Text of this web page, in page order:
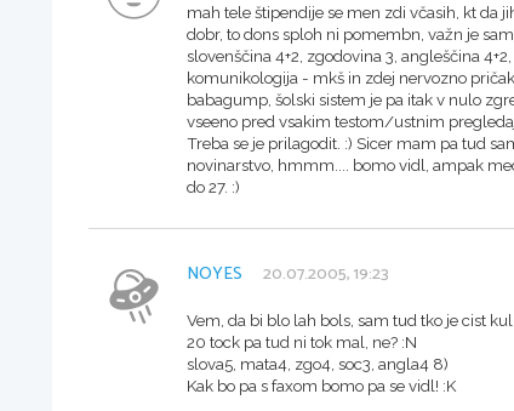
mah tele štipendije se men zdi včasih, kt da
dobr, to dons sploh ni pomembn, važn je
slovenščina 4+2, zgodovina 3, angleščina
komunikologija - mkš in zdej nervozno
babagump, šolski sistem je pa itak v nulo
vseeno pred vsakim testom/ustnim
Treba se je prilagodit. :) Sicer mam pa tud
novinarstvo, hmmm.... bomo vidl, ampak
do 27. :)
NOYES 20.07.2005, 19:23
Vem, da bi blo lah bols, sam tud tko je cist
20 tock pa tud ni tok mal, ne? :N
slova5, mata4, zgo4, soc3, angla4 8)
Kak bo pa s faxom bomo pa se vidl! :K